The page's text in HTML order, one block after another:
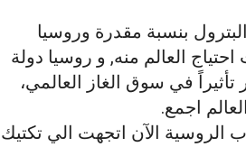
بنسبة مقدرة وروسيا
العالم منه, و روسيا دولة
في سوق الغاز العالمي،
اجمع.
الروسية الآن اتجهت الي تكتيك